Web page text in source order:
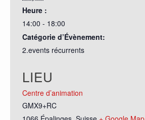
Heure :
14:00 - 18:00
Catégorie d’Évènement:
2.events récurrents
LIEU
Centre d’animation
GMX9+RC